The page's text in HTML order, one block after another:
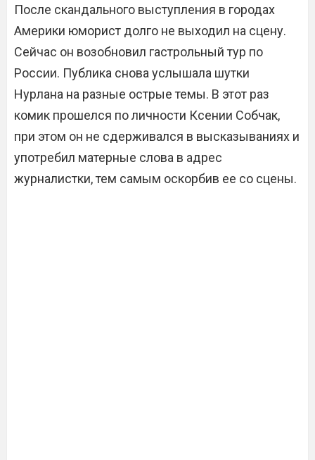
После скандального выступления в городах
Америки юморист долго не выходил на сцену.
Сейчас он возобновил гастрольный тур по
России. Публика снова услышала шутки
Нурлана на разные острые темы. В этот раз
комик прошелся по личности Ксении Собчак,
при этом он не сдерживался в высказываниях и
употребил матерные слова в адрес
журналистки, тем самым оскорбив ее со сцены.